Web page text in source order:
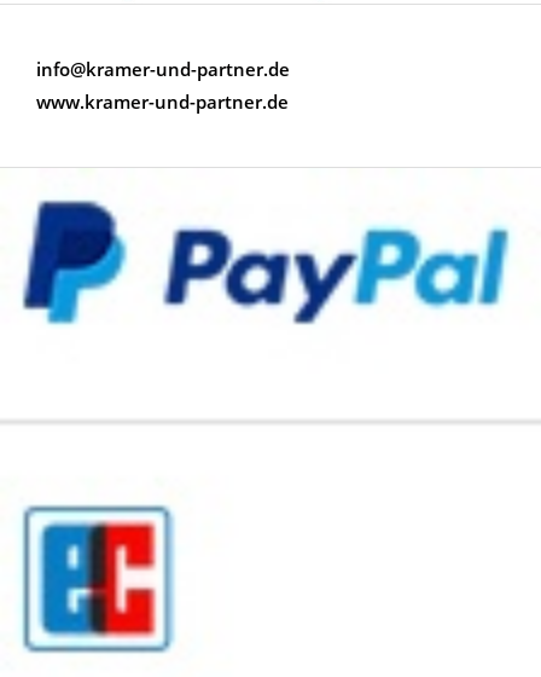
info@kramer-und-partner.de
www.kramer-und-partner.de